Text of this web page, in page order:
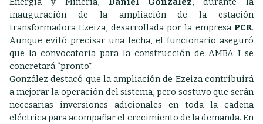
inauguración de la ampliación de la estación
transformadora Ezeiza, desarrollada por la empresa PCR.
Aunque evitó precisar una fecha, el funcionario aseguró
que la convocatoria para la construcción de AMBA I se
concretará “pronto”.
González destacó que la ampliación de Ezeiza contribuirá
a mejorar la operación del sistema, pero sostuvo que serán
necesarias inversiones adicionales en toda la cadena
eléctrica para acompañar el crecimiento de la demanda. En